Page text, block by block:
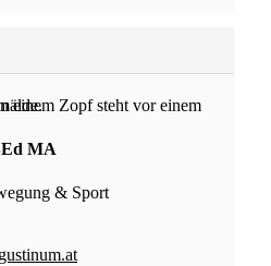
MA
& Sport